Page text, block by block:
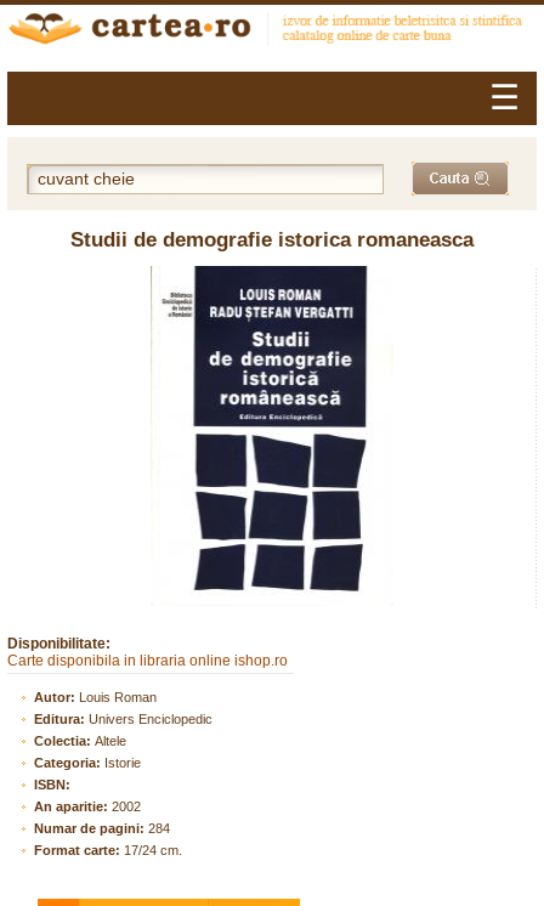
☰
Studii de demografie istorica romaneasca
Disponibilitate:
Carte disponibila in libraria online ishop.ro
Autor: Louis Roman
Editura: Univers Enciclopedic
Colectia: Altele
Categoria: Istorie
ISBN:
An aparitie: 2002
Numar de pagini: 284
Format carte: 17/24 cm.